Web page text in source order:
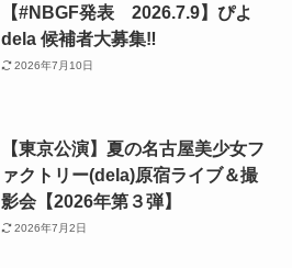
【#NBGF発表 2026.7.9】ぴよ
dela 候補者大募集‼️
2026年7月10日
【東京公演】夏の名古屋美少女フ
ァクトリー(dela)原宿ライブ＆撮
影会【2026年第３弾】
2026年7月2日